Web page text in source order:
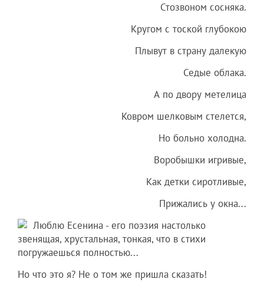
Стозвоном сосняка.
Кругом с тоской глубокою
Плывут в страну далекую
Седые облака.
А по двору метелица
Ковром шелковым стелется,
Но больно холодна.
Воробышки игривые,
Как детки сиротливые,
Прижались у окна...
Люблю Есенина - его поэзия настолько
звенящая, хрустальная, тонкая, что в стихи
погружаешься полностью...
Но что это я? Не о том же пришла сказать!